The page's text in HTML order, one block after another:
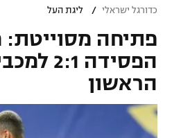
גביע הטוטו
ליגיונרים
גביע המדינה
ליגת האלופות
ליגה אירופית
ליגה אנגלית
כדורסל ישראלי
ליגת ווינר סל
ליגה לאומית
כדורסל עולמי
NBA
כדורגל ישראלי / ליגת העל
פתיחה מסוייטת:
הפסידה
הראשון